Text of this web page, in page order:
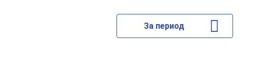
За период